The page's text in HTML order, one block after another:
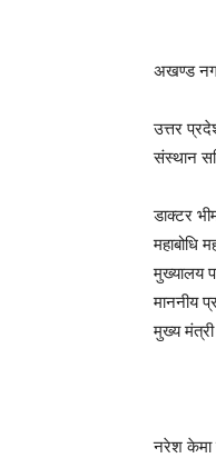
अखण्ड
उत्तर
संस्थान
डाक्टर
महाबोधि
मुख्यालय
माननीय
मुख्य
नरेश